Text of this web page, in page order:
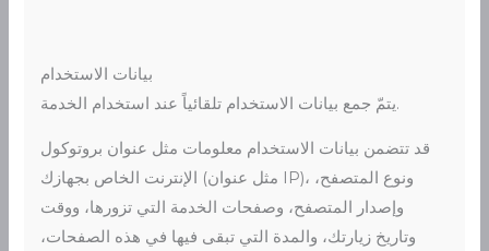
بيانات الاستخدام
يتمّ جمع بيانات الاستخدام تلقائياً عند استخدام الخدمة.
قد تتضمن بيانات الاستخدام معلومات مثل عنوان بروتوكول
الإنترنت الخاص بجهازك (مثل عنوان IP)، ونوع المتصفح،
وإصدار المتصفح، وصفحات الخدمة التي تزورها، ووقت
وتاريخ زيارتك، والمدة التي تبقى فيها في هذه الصفحات،